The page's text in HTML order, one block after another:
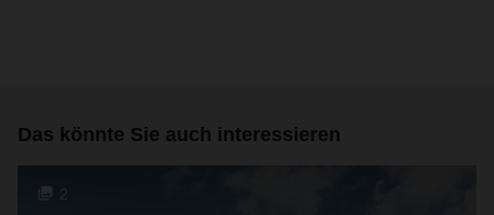
Das könnte Sie auch interessieren
2